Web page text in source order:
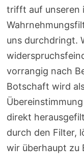
trifft auf unseren
uns durchdringt.
vorrangig nach
Botschaft wird
direkt
durch den Filter,
wir überhaupt zu